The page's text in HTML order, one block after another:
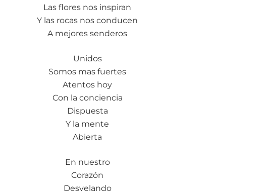
Las flores nos inspiran
Y las rocas nos conducen
A mejores senderos
Unidos
Somos mas fuertes
Atentos hoy
Con la conciencia
Dispuesta
Y la mente
Abierta
En nuestro
Corazón
Desvelando